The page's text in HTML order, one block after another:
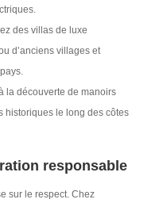
des villas de luxe
d’anciens villages et
la découverte de manoirs
historiques le long des côtes
responsable
sur le respect. Chez